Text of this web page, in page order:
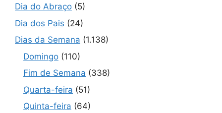
Dia do Abraço (5)
Dia dos Pais (24)
Dias da Semana (1.138)
Domingo (110)
Fim de Semana (338)
Quarta-feira (51)
Quinta-feira (64)